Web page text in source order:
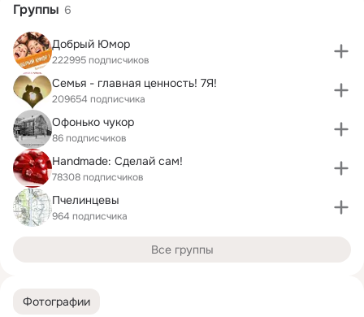
Фотографии
Группы 6
Добрый Юмор
222995 подписчиков
Семья - главная ценность! 7Я!
209654 подписчика
Офонько чукор
86 подписчиков
Handmade: Сделай сам!
78308 подписчиков
Пчелинцевы
964 подписчика
Все группы